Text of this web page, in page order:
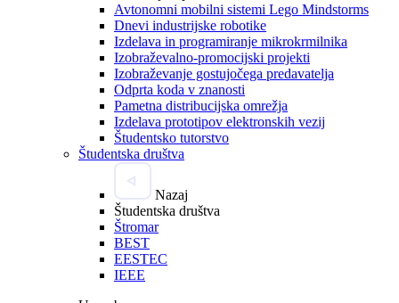
Avtonomni mobilni sistemi Lego Mindstorms
Dnevi industrijske robotike
Izdelava in programiranje mikrokrmilnika
Izobraževalno-promocijski projekti
Izobraževanje gostujočega predavatelja
Odprta koda v znanosti
Pametna distribucijska omrežja
Izdelava prototipov elektronskih vezij
Študentsko tutorstvo
Študentska društva
Nazaj
Študentska društva
Štromar
BEST
EESTEC
IEEE